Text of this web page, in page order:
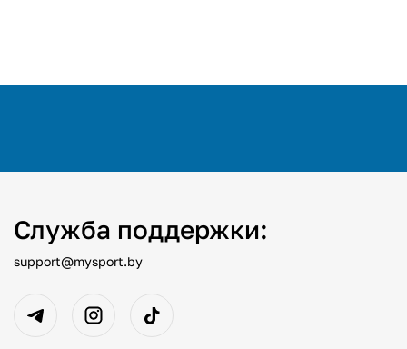
Служба поддержки:
support@mysport.by